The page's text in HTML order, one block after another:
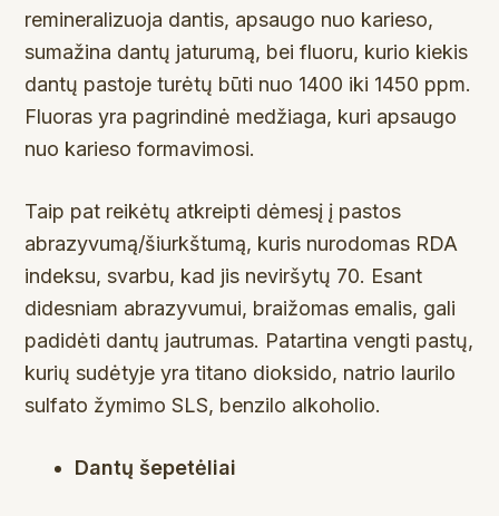
remineralizuoja dantis, apsaugo nuo karieso,
sumažina dantų jaturumą, bei fluoru, kurio kiekis
dantų pastoje turėtų būti nuo 1400 iki 1450 ppm.
Fluoras yra pagrindinė medžiaga, kuri apsaugo
nuo karieso formavimosi.
Taip pat reikėtų atkreipti dėmesį į pastos
abrazyvumą/šiurkštumą, kuris nurodomas RDA
indeksu, svarbu, kad jis neviršytų 70. Esant
didesniam abrazyvumui, braižomas emalis, gali
padidėti dantų jautrumas. Patartina vengti pastų,
kurių sudėtyje yra titano dioksido, natrio laurilo
sulfato žymimo SLS, benzilo alkoholio.
Dantų šepetėliai